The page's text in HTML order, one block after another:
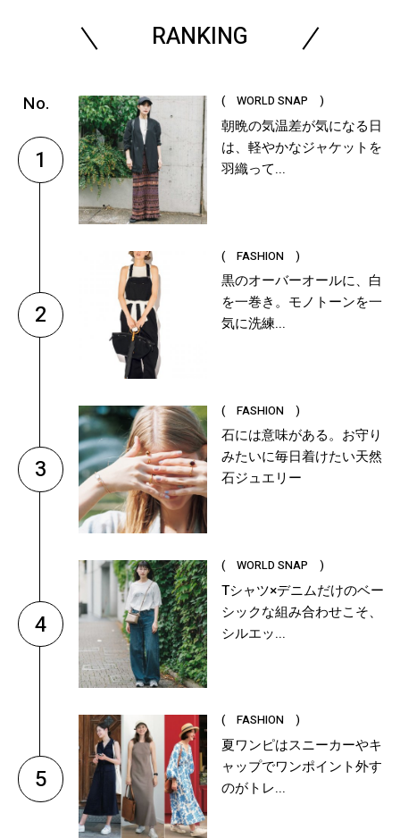
RANKING
1
( WORLD SNAP )
朝晩の気温差が気になる日
は、軽やかなジャケットを
羽織って...
2
( FASHION )
黒のオーバーオールに、白
を一巻き。モノトーンを一
気に洗練...
3
( FASHION )
石には意味がある。お守り
みたいに毎日着けたい天然
石ジュエリー
4
( WORLD SNAP )
Tシャツ×デニムだけのベー
シックな組み合わせこそ、
シルエッ...
5
( FASHION )
夏ワンピはスニーカーやキ
ャップでワンポイント外す
のがトレ...